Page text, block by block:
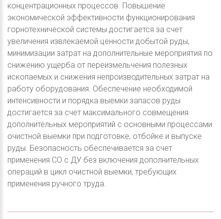
концентрационных процессов. Повышение
экономической эффективности функционирования
горнотехнической системы достигается за счет
увеличения извлекаемой ценности добытой руды,
минимизации затрат на дополнительные мероприятия по
снижению ущерба от переизмельчения полезных
ископаемых и снижения непроизводительных затрат на
работу оборудования. Обеспечение необходимой
интенсивности и порядка выемки запасов руды
достигается за счет максимального совмещения
дополнительных мероприятий с основными процессами
очистной выемки при подготовке, отбойке и выпуске
руды. Безопасность обеспечивается за счет
применения СО с ДУ без включения дополнительных
операций в цикл очистной выемки, требующих
применения ручного труда.